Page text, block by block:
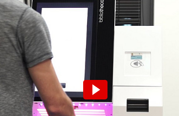
darauf hinweisen, dass nach
Anbieter übermittelt